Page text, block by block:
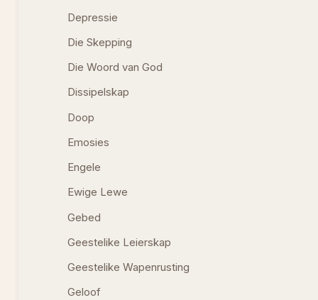
Depressie
Die Skepping
Die Woord van God
Dissipelskap
Doop
Emosies
Engele
Ewige Lewe
Gebed
Geestelike Leierskap
Geestelike Wapenrusting
Geloof